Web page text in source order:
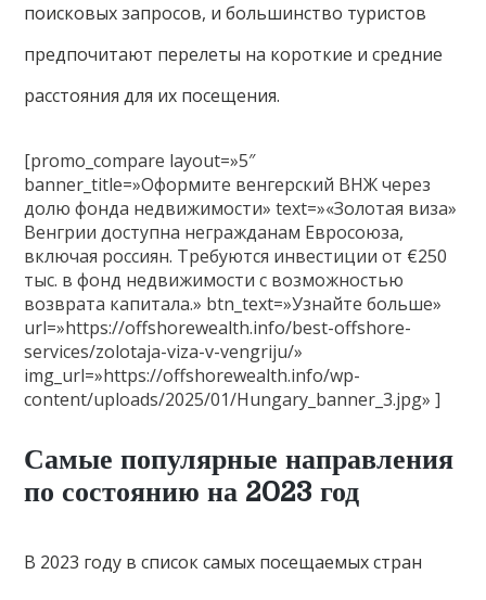
поисковых запросов, и большинство туристов
предпочитают перелеты на короткие и средние
расстояния для их посещения.
[promo_compare layout=»5″
banner_title=»Оформите венгерский ВНЖ через
долю фонда недвижимости» text=»«Золотая виза»
Венгрии доступна негражданам Евросоюза,
включая россиян. Требуются инвестиции от €250
тыс. в фонд недвижимости с возможностью
возврата капитала.» btn_text=»Узнайте больше»
url=»https://offshorewealth.info/best-offshore-
services/zolotaja-viza-v-vengriju/»
img_url=»https://offshorewealth.info/wp-
content/uploads/2025/01/Hungary_banner_3.jpg» ]
Самые популярные направления
по состоянию на 2023 год
В 2023 году в список самых посещаемых стран